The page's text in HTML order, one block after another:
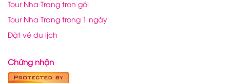
Tour Nha Trang trọn gói
Tour Nha Trang trong 1 ngày
Đặt vé du lịch
Chứng nhận